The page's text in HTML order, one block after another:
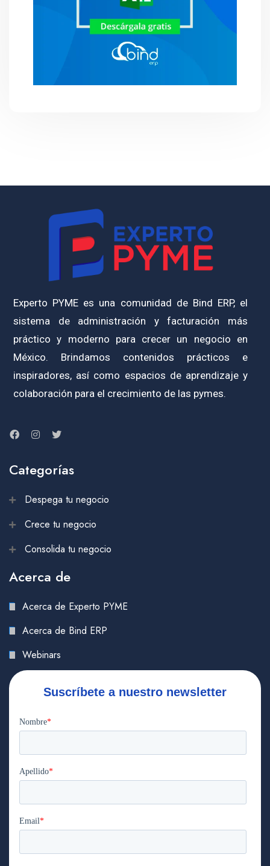
Experto PYME es una comunidad de Bind ERP, el
sistema de administración y facturación más
práctico y moderno para crecer un negocio en
México. Brindamos contenidos prácticos e
inspiradores, así como espacios de aprendizaje y
colaboración para el crecimiento de las pymes.
Categorías
Despega tu negocio
Crece tu negocio
Consolida tu negocio
Acerca de
Acerca de Experto PYME
Acerca de Bind ERP
Webinars
Suscríbete a nuestro newsletter